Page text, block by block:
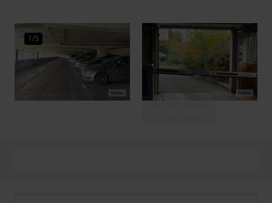
1/5